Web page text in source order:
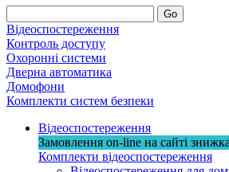
Go
Відеоспостереження
Контроль доступу
Охоронні системи
Дверна автоматика
Домофони
Комплекти систем безпеки
Відеоспостереження
Замовлення on-line на сайті знижка
Комплекти відеоспостереження